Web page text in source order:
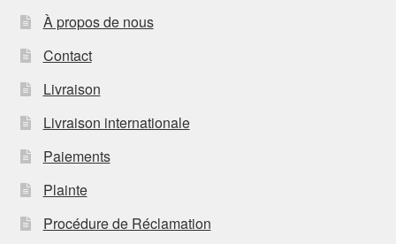
À propos de nous
Contact
Livraison
Livraison internationale
Paiements
Plainte
Procédure de Réclamation